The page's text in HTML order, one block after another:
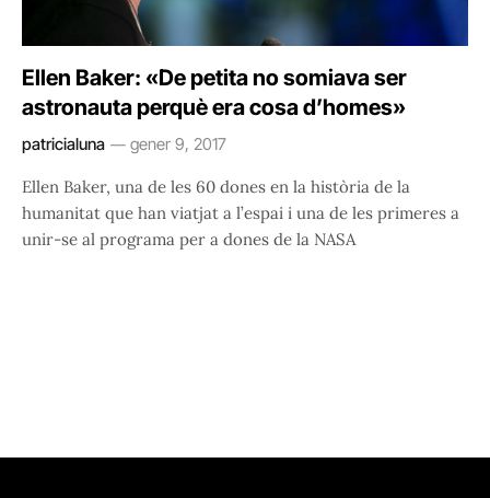
Ellen Baker: «De petita no somiava ser
astronauta perquè era cosa d’homes»
patricialuna gener 9, 2017
Ellen Baker, una de les 60 dones en la història de la
humanitat que han viatjat a l’espai i una de les primeres a
unir-se al programa per a dones de la NASA